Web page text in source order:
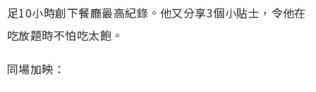
足10小時創下餐廳最高紀錄。他又分享3個小貼士，令他在
吃放題時不怕吃太飽。
同場加映：